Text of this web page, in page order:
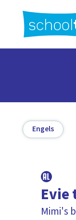
hoofdinhoud
Engels
Evie
Mimi's